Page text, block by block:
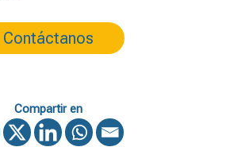
Contáctanos
Compartir en